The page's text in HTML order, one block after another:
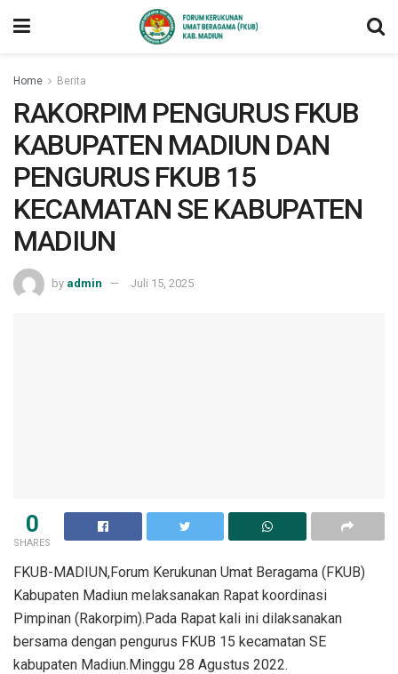
Home Berita
RAKORPIM PENGURUS FKUB
KABUPATEN MADIUN DAN
PENGURUS FKUB 15
KECAMATAN SE KABUPATEN
MADIUN
by admin Juli 15, 2025
0
SHARES
FKUB-MADIUN,Forum Kerukunan Umat Beragama (FKUB)
Kabupaten Madiun melaksanakan Rapat koordinasi
Pimpinan (Rakorpim).Pada Rapat kali ini dilaksanakan
bersama dengan pengurus FKUB 15 kecamatan SE
kabupaten Madiun.Minggu 28 Agustus 2022.